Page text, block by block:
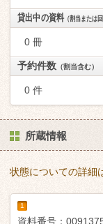
貸出中の資料（割当または回
0 冊
予約件数 （割当含む）
0 件
所蔵情報
状態についての詳細
1
資料番号：